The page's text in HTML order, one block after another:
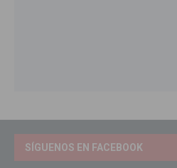
SÍGUENOS EN FACEBOOK